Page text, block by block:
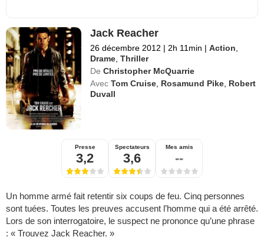
Jack Reacher
26 décembre 2012 | 2h 11min | Action
Drame ,Thriller
De Christopher McQuarrie
Avec Tom Cruise Rosamund Pike Robert
Duvall
Presse
3,2
Spectateurs
3,6
Mes amis
--
Un homme armé fait retentir six coups de feu. Cinq personnes
sont tuées. Toutes les preuves accusent l’homme qui a été arrêté.
Lors de son interrogatoire, le suspect ne prononce qu’une phrase
: « Trouvez Jack Reacher. »